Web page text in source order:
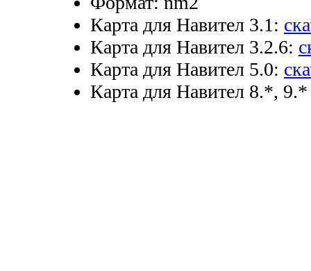
Карта для Навител 3.1:
Карта для Навител 3.2.6:
Карта для Навител 5.0:
Карта для Навител 8.*,